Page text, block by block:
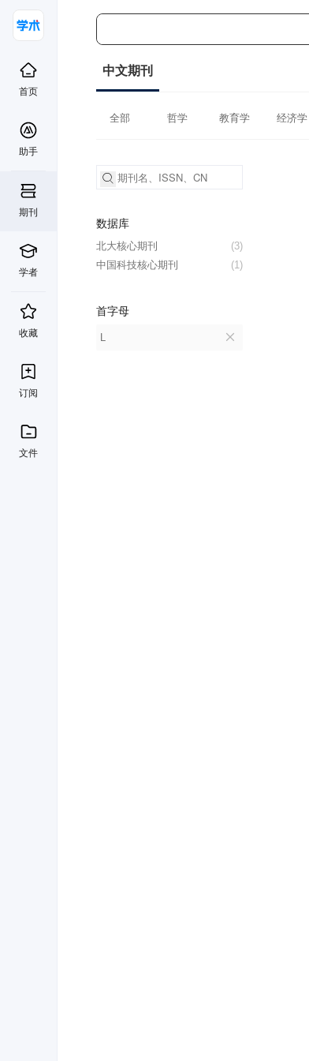
首页
助手
期刊
学者
收藏
订阅
文件
中文期刊
全部 哲学 教育学 经济学
数据库
(3)
北大核心期刊
(1)
中国科技核心期刊
首字母
L